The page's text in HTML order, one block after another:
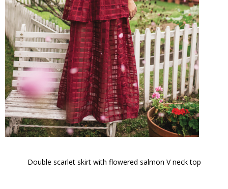
Double scarlet skirt with flowered salmon V neck top